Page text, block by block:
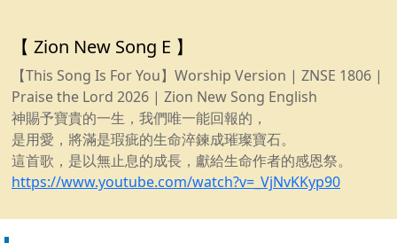
【 Zion New Song E 】
【This Song Is For You】Worship Version | ZNSE 1806 |
Praise the Lord 2026 | Zion New Song English
神賜予寶貴的一生，我們唯一能回報的，
是用愛，將滿是瑕疵的生命淬鍊成璀璨寶石。
這首歌，是以無止息的成長，獻給生命作者的感恩祭。
https://www.youtube.com/watch?v=_VjNvKKyp90